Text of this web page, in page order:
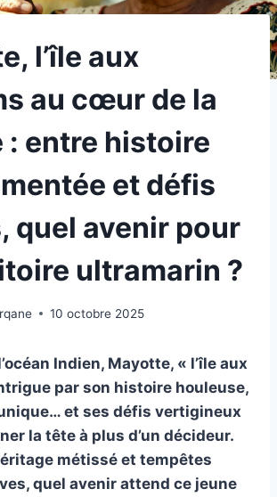
l’île aux
au cœur de la
: entre histoire
et défis
quel avenir pour
ultramarin ?
10 octobre 2025
Indien, Mayotte, « l’île aux
par son histoire houleuse,
et ses défis vertigineux
la tête à plus d’un décideur.
métissé et tempêtes
quel avenir attend ce jeune